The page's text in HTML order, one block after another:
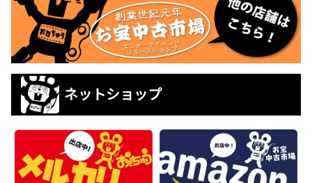
ネットショップ